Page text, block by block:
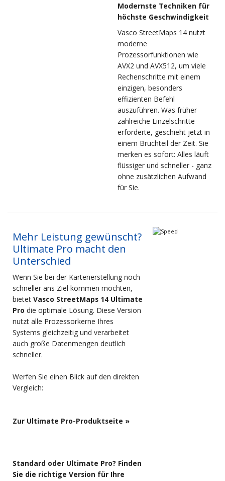
Modernste Techniken für
höchste Geschwindigkeit
Vasco StreetMaps 14 nutzt
moderne
Prozessorfunktionen wie
AVX2 und AVX512, um viele
Rechenschritte mit einem
einzigen, besonders
effizienten Befehl
auszuführen. Was früher
zahlreiche Einzelschritte
erforderte, geschieht jetzt in
einem Bruchteil der Zeit. Sie
merken es sofort: Alles läuft
flüssiger und schneller - ganz
ohne zusätzlichen Aufwand
für Sie.
Mehr Leistung gewünscht?
Ultimate Pro macht den
Unterschied
Wenn Sie bei der Kartenerstellung noch
schneller ans Ziel kommen möchten,
bietet Vasco StreetMaps 14 Ultimate
Pro die optimale Lösung. Diese Version
nutzt alle Prozessorkerne Ihres
Systems gleichzeitig und verarbeitet
auch große Datenmengen deutlich
schneller.
Werfen Sie einen Blick auf den direkten
Vergleich:
Zur Ultimate Pro-Produktseite »
Standard oder Ultimate Pro? Finden
Sie die richtige Version für Ihre